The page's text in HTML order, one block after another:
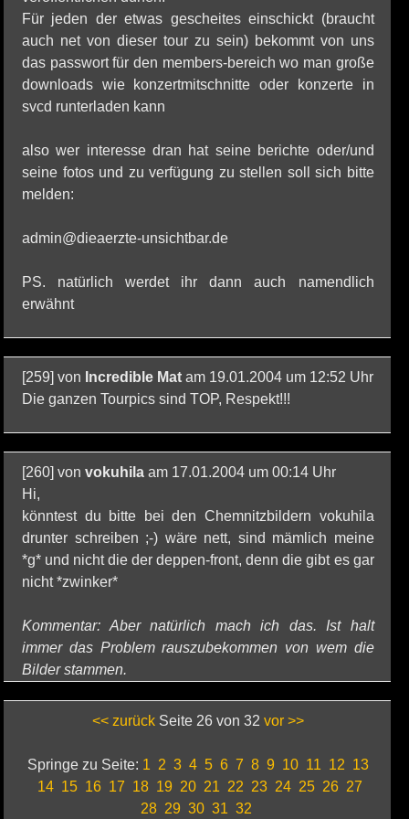
Für jeden der etwas gescheites einschickt (braucht
auch net von dieser tour zu sein) bekommt von uns
das passwort für den members-bereich wo man große
downloads wie konzertmitschnitte oder konzerte in
svcd runterladen kann
also wer interesse dran hat seine berichte oder/und
seine fotos und zu verfügung zu stellen soll sich bitte
melden:
admin@dieaerzte-unsichtbar.de
PS. natürlich werdet ihr dann auch namendlich
erwähnt
[259] von Incredible Mat am 19.01.2004 um 12:52 Uhr
Die ganzen Tourpics sind TOP, Respekt!!!
[260] von vokuhila am 17.01.2004 um 00:14 Uhr
Hi,
könntest du bitte bei den Chemnitzbildern vokuhila
drunter schreiben ;-) wäre nett, sind mämlich meine
*g* und nicht die der deppen-front, denn die gibt es gar
nicht *zwinker*
Kommentar: Aber natürlich mach ich das. Ist halt
immer das Problem rauszubekommen von wem die
Bilder stammen.
<< zurückSeite 26 von 32 vor >>
Springe zu Seite: 1 2 3 4 5 6 7 8 9 10 11 12 13
14 15 16 17 18 19 20 21 22 23 24 25 26 27
28 29 30 31 32